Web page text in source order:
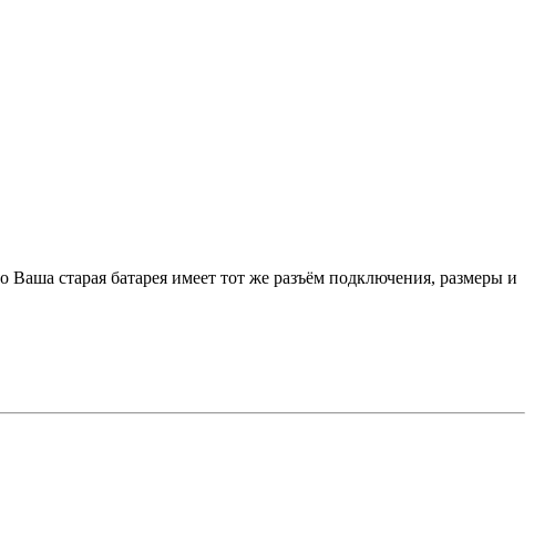
старая батарея имеет тот же разъём подключения, размеры и